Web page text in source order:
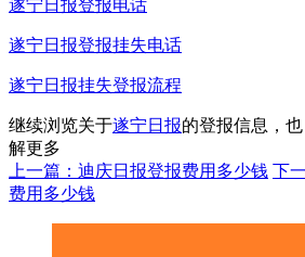
遂宁日报登报电话
遂宁日报登报挂失电话
遂宁日报挂失登报流程
继续浏览关于遂宁日报的登报信息，
解更多
上一篇：迪庆日报登报费用多少钱 下
费用多少钱